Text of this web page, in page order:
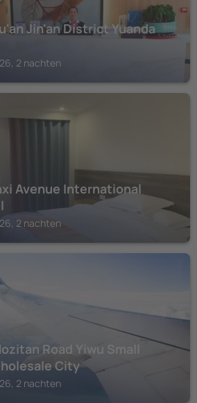
Jin'an District Yuanda
2 nachten
Avenue International
2 nachten
Road Yiwu Small
City
2 nachten